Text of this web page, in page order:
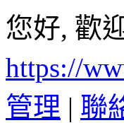
您好, 歡
https://
管理 | 聯